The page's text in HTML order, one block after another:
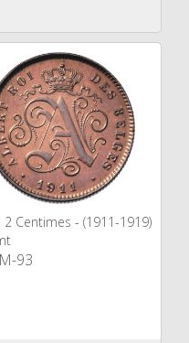
Centimes - (1911-1919)
93